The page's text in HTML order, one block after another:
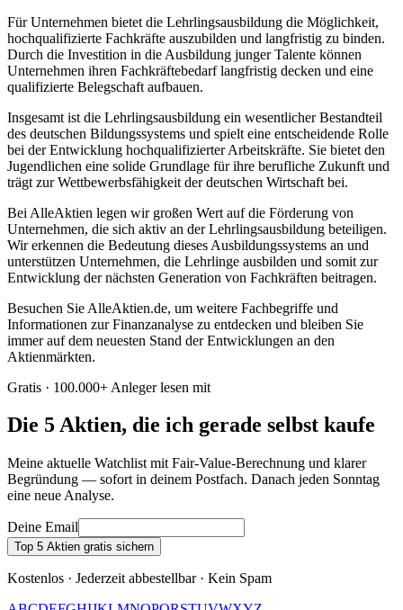
Für Unternehmen bietet die Lehrlingsausbildung die Möglichkeit,
hochqualifizierte Fachkräfte auszubilden und langfristig zu binden.
Durch die Investition in die Ausbildung junger Talente können
Unternehmen ihren Fachkräftebedarf langfristig decken und eine
qualifizierte Belegschaft aufbauen.
Insgesamt ist die Lehrlingsausbildung ein wesentlicher Bestandteil
des deutschen Bildungssystems und spielt eine entscheidende Rolle
bei der Entwicklung hochqualifizierter Arbeitskräfte. Sie bietet den
Jugendlichen eine solide Grundlage für ihre berufliche Zukunft und
trägt zur Wettbewerbsfähigkeit der deutschen Wirtschaft bei.
Bei AlleAktien legen wir großen Wert auf die Förderung von
Unternehmen, die sich aktiv an der Lehrlingsausbildung beteiligen.
Wir erkennen die Bedeutung dieses Ausbildungssystems an und
unterstützen Unternehmen, die Lehrlinge ausbilden und somit zur
Entwicklung der nächsten Generation von Fachkräften beitragen.
Besuchen Sie AlleAktien.de, um weitere Fachbegriffe und
Informationen zur Finanzanalyse zu entdecken und bleiben Sie
immer auf dem neuesten Stand der Entwicklungen an den
Aktienmärkten.
Gratis · 100.000+ Anleger lesen mit
Die 5 Aktien, die ich gerade selbst kaufe
Meine aktuelle Watchlist mit Fair-Value-Berechnung und klarer
Begründung — sofort in deinem Postfach. Danach jeden Sonntag
eine neue Analyse.
Deine Email
Top 5 Aktien gratis sichern
Kostenlos · Jederzeit abbestellbar · Kein Spam